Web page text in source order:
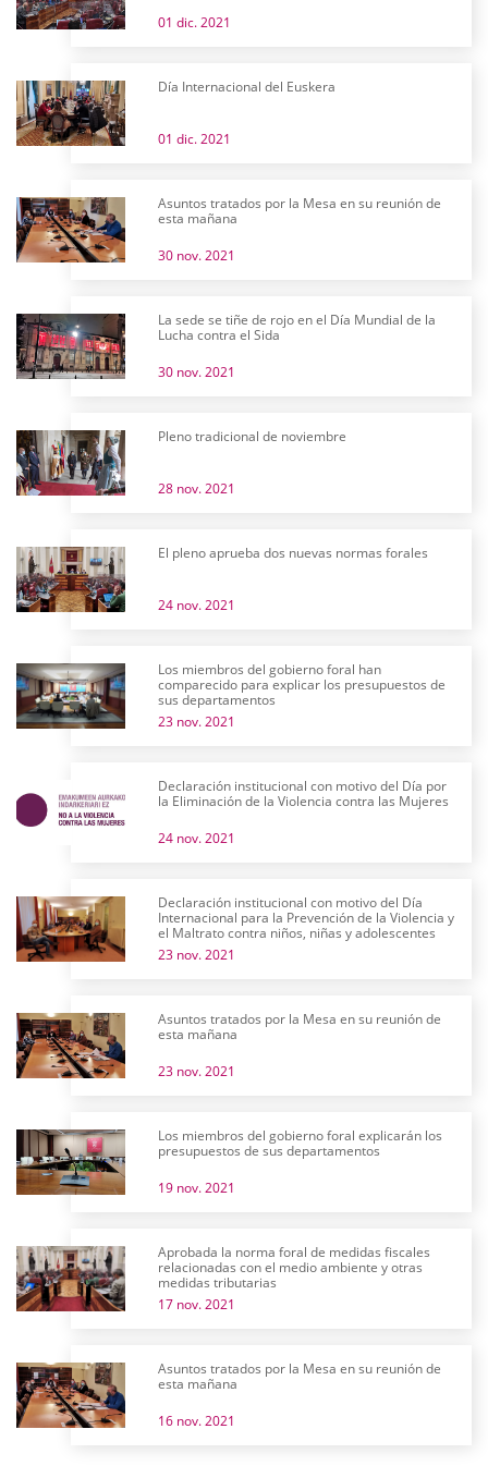
01 dic. 2021
Día Internacional del Euskera
01 dic. 2021
Asuntos tratados por la Mesa en su reunión de
esta mañana
30 nov. 2021
La sede se tiñe de rojo en el Día Mundial de la
Lucha contra el Sida
30 nov. 2021
Pleno tradicional de noviembre
28 nov. 2021
El pleno aprueba dos nuevas normas forales
24 nov. 2021
Los miembros del gobierno foral han
comparecido para explicar los presupuestos de
sus departamentos
23 nov. 2021
Declaración institucional con motivo del Día por
la Eliminación de la Violencia contra las Mujeres
24 nov. 2021
Declaración institucional con motivo del Día
Internacional para la Prevención de la Violencia y
el Maltrato contra niños, niñas y adolescentes
23 nov. 2021
Asuntos tratados por la Mesa en su reunión de
esta mañana
23 nov. 2021
Los miembros del gobierno foral explicarán los
presupuestos de sus departamentos
19 nov. 2021
Aprobada la norma foral de medidas fiscales
relacionadas con el medio ambiente y otras
medidas tributarias
17 nov. 2021
Asuntos tratados por la Mesa en su reunión de
esta mañana
16 nov. 2021